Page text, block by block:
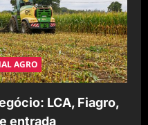
AGRO
LCA, Fiagro,
entrada